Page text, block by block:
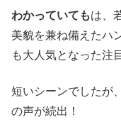
わかっていてもは、
美貌を兼ね備えたハ
も大人気となった注
短いシーンでしたが
の声が続出！